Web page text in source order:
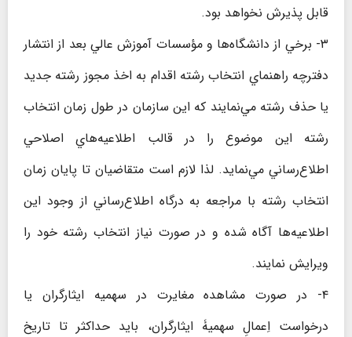
قابل پذیرش نخواهد بود.
۳- برخي از دانشگاه‌ها و مؤسسات آموزش عالي بعد از انتشار
دفترچه راهنماي انتخاب رشته اقدام به اخذ مجوز رشته جديد
يا حذف رشته مي‌نمايند كه اين سازمان در طول زمان انتخاب
رشته اين موضوع را در قالب اطلاعيه‌هاي اصلاحي
اطلاع‌رساني مي‌نمايد. لذا لازم است متقاضیان تا پايان زمان
انتخاب رشته با مراجعه به درگاه اطلاع‌رساني از وجود اين
اطلاعيه‌ها آگاه شده و در صورت نياز انتخاب رشته خود را
ويرايش نمايند.
۴- در صورت مشاهده مغایرت در سهمیه ایثارگران یا
درخواست اِعمالِ سهمیۀ ایثارگران، باید حداكثر تا تاريخ